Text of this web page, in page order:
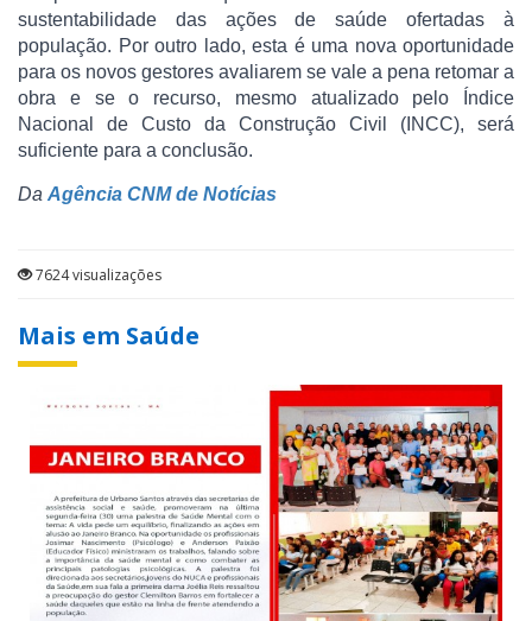
sustentabilidade das ações de saúde ofertadas à
população. Por outro lado, esta é uma nova oportunidade
para os novos gestores avaliarem se vale a pena retomar a
obra e se o recurso, mesmo atualizado pelo Índice
Nacional de Custo da Construção Civil (INCC), será
suficiente para a conclusão.
Da Agência CNM de Notícias
7624 visualizações
Mais em Saúde